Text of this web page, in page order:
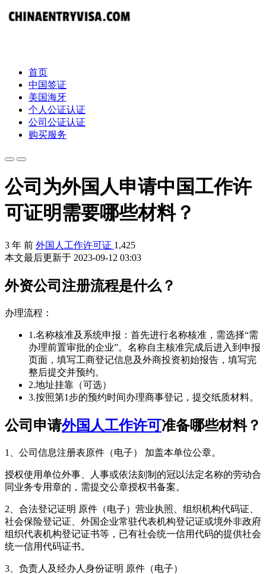
首页
中国签证
美国海牙
个人公证认证
公司公证认证
购买服务
公司为外国人申请中国工作许
可证明需要哪些材料？
3 年 前 外国人工作许可证 1,425
本文最后更新于 2023-09-12 03:03
外资公司注册流程是什么？
办理流程：
1.名称核准及系统申报：首先进行名称核准，需选择“需
办理前置审批的企业”。名称自主核准完成后进入到申报
页面，填写工商登记信息及外商投资初始报告，填写完
整后提交并预约。
2.地址挂靠（可选）
3.按照第1步的预约时间办理商事登记，提交纸质材料。
公司申请外国人工作许可准备哪些材料？
1、公司信息注册表原件（电子） 加盖本单位公章。
授权使用单位外事、人事或依法刻制的冠以法定名称的劳动合
同业务专用章的，需提交公章授权书备案。
2、合法登记证明 原件（电子）营业执照、组织机构代码证、
社会保险登记证、外国企业常驻代表机构登记证或境外非政府
组织代表机构登记证书等，已有社会统一信用代码的提供社会
统一信用代码证书。
3、负责人及经办人身份证明 原件（电子）